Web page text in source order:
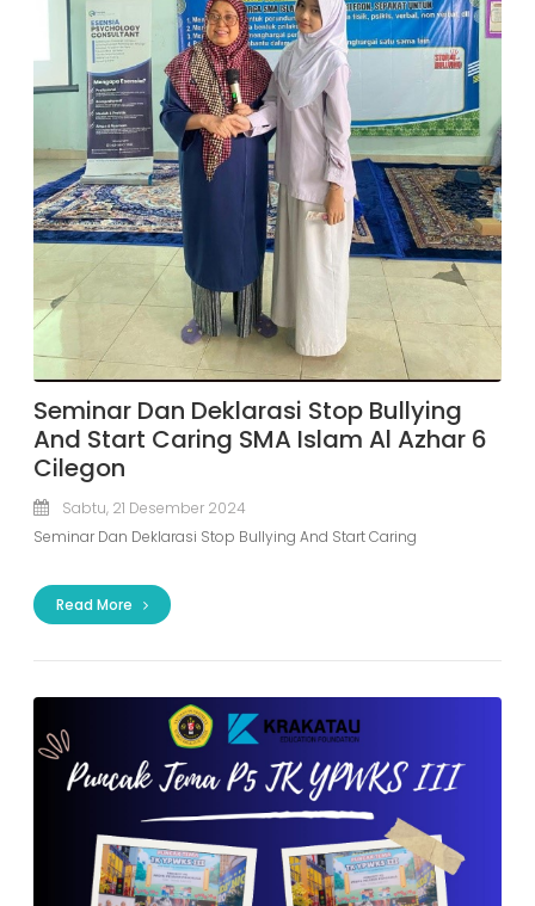
Seminar Dan Deklarasi Stop Bullying
And Start Caring SMA Islam Al Azhar 6
Cilegon
Sabtu, 21 Desember 2024
Seminar Dan Deklarasi Stop Bullying And Start Caring
Read More